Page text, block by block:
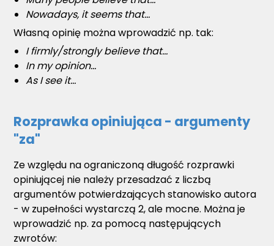
Nowadays, it seems that...
Własną opinię można wprowadzić np. tak:
I firmly/strongly believe that...
In my opinion...
As I see it...
Rozprawka opiniująca - argumenty
"za"
Ze względu na ograniczoną długość rozprawki
opiniującej nie należy przesadzać z liczbą
argumentów potwierdzających stanowisko autora
- w zupełności wystarczą 2, ale mocne. Można je
wprowadzić np. za pomocą następujących
zwrotów: